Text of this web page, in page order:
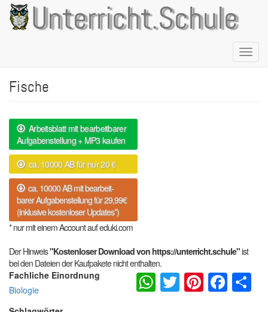
Direkt
zum
Inhalt
Unterricht.Schule
Fische
Arbeitsblatt mit bearbeitbarer
Aufgabenstellung + MP3 kaufen
ca. 10000 AB für nur 20 €
ca. 10000 AB mit bearbeit-
barer Aufgabenstellung für 29,99€
(inklusive kostenloser Updates*)
* nur mit einem Account auf eduki.com
Der Hinweis"Kostenloser Download von https://unterricht.schule"ist
bei den Dateien der Kaufpakete nicht enthalten.
Fachliche Einordnung
Biologie
WhatsApp
Twitter